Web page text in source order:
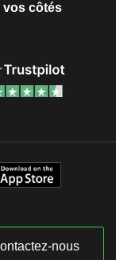
vos côtés
nous